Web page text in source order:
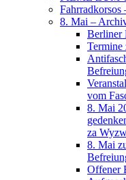
Fahrradkorsos
8. Mai –
Berliner
Termine
vom
8. Mai
za
8. Mai
Offener